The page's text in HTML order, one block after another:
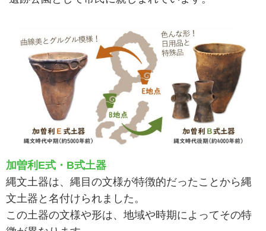
加曽利E式・B式土器
縄文土器は、縄目の文様が特徴的だったことから縄
文土器と名付けられました。
この土器の文様や形は、地域や時期によってその特